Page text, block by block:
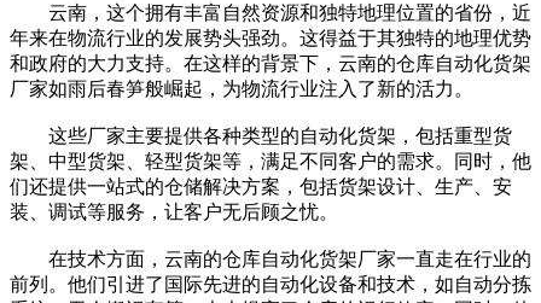
云南，这个拥有丰富自然资源和独特地理位置的省份，近
年来在物流行业的发展势头强劲。这得益于其独特的地理优势
和政府的大力支持。在这样的背景下，云南的仓库自动化货架
厂家如雨后春笋般崛起，为物流行业注入了新的活力。
这些厂家主要提供各种类型的自动化货架，包括重型货
架、中型货架、轻型货架等，满足不同客户的需求。同时，他
们还提供一站式的仓储解决方案，包括货架设计、生产、安
装、调试等服务，让客户无后顾之忧。
在技术方面，云南的仓库自动化货架厂家一直走在行业的
前列。他们引进了国际先进的自动化设备和技术，如自动分拣